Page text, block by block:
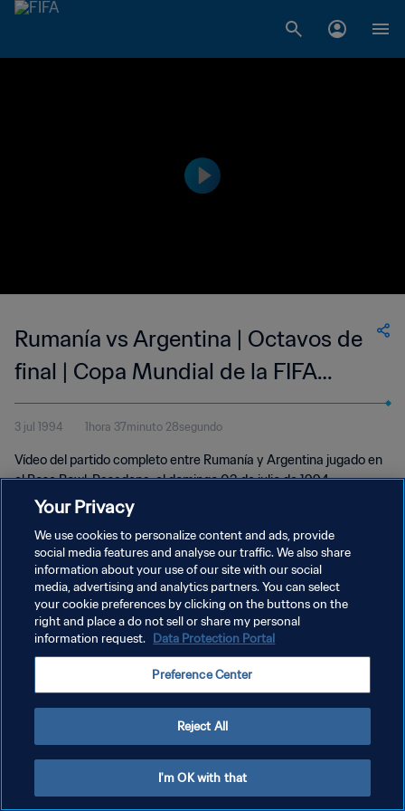
Rumanía vs Argentina | Octavos de
final | Copa Mundial de la FIFA
Estados Unidos 1994™ | Partido
completo
3 jul 1994 1hora 37minuto 28segundo
Vídeo del partido completo entre Rumanía y Argentina jugado en
el Rose Bowl, Pasadena, el domingo 03 de julio de 1994.
POLÍTICA DE PRIVACIDAD
TÉRMINOS DE SERVICIO
AJUSTAR LA CONFIGURACIÓN DE LAS COOKIES
Your Privacy
We use cookies to personalize content and ads, provide
social media features and analyse our traffic. We also share
information about your use of our site with our social
media, advertising and analytics partners. You can select
your cookie preferences by clicking on the buttons on the
right and place a do not sell or share my personal
information request. Data Protection Portal
Preference Center
Reject All
I'm OK with that